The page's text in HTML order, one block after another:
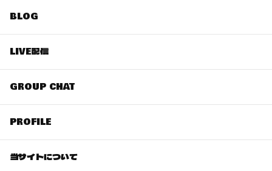
BLOG
LIVE配信
GROUP CHAT
PROFILE
当サイトについて